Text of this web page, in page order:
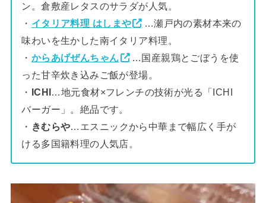
ン。倉敷産レタスのサラダが人気。
・ イタリア料理 はしまや
…瀬戸内の素材本来の
味わいを生かした南イタリア料理。
・ からあげぜんちゃん
…国産親鶏とごぼうを使
った甘辛炊き込みご飯が登場。
・ ICHI…地元食材×フレンチの技術が光る「ICHI
バーガー」。絶品です。
・ きむらや…エスニックから中華まで幅広く手が
ける多国籍料理の人気店。